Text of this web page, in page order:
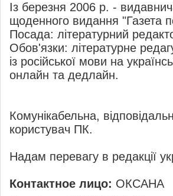
Із березня 2006 р. -
щоденного видання "Газета
Посада: літературний
Обов'язки: літературне
із російської мови на
онлайн та дедлайн.
Комунікабельна,
користувач ПК.
Надам перевагу в редакції
Контактное лицо: ОКСАНА